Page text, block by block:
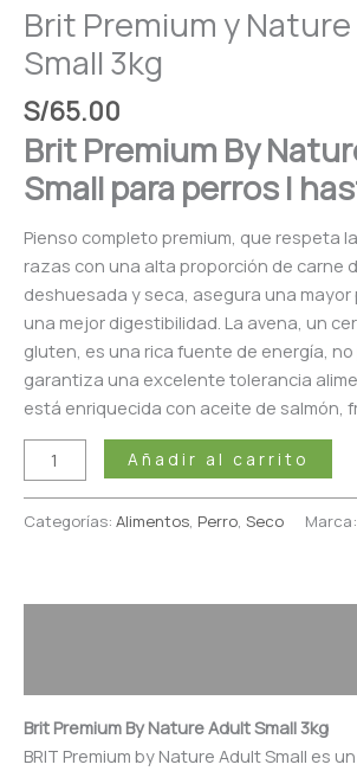
Brit Premium y
Small 3kg
S/65.00
Brit Premium By
Small para perros |
Pienso completo premium, que respeta
razas con una alta proporción de carne
deshuesada y seca, asegura una
una mejor digestibilidad. La avena, un
gluten, es una rica fuente de energía,
garantiza una excelente tolerancia
está enriquecida con aceite de salmón,
Añadir al carrito
Categorías: Alimentos, Perro, Seco Marca:
Brit Premium By Nature Adult Small 3kg
BRIT Premium by Nature Adult Small es